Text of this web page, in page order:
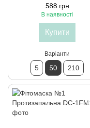
588 грн
В наявності
Купити
Варіанти
5 50 210